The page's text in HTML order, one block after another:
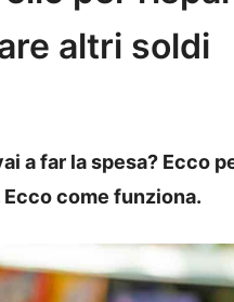
altri soldi
a far la spesa? Ecco
come funziona.